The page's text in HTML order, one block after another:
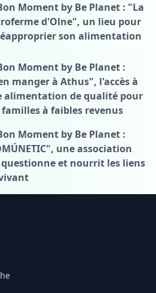
Moment by Be Planet : "La
d'Olne", un lieu pour
son alimentation
Moment by Be Planet :
manger à Athus", l'accès à
alimentation de qualité pour
familles à faibles revenus
Moment by Be Planet :
une association
et nourrit les liens